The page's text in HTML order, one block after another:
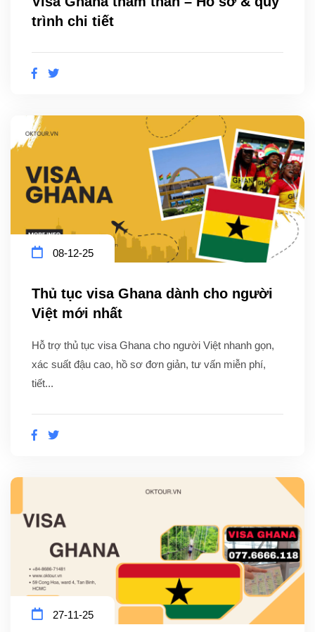
trình chi tiết
08-12-25
Thủ tục visa Ghana dành cho người
Việt mới nhất
Hỗ trợ thủ tục visa Ghana cho người Việt nhanh gọn,
xác suất đậu cao, hồ sơ đơn giản, tư vấn miễn phí,
tiết...
27-11-25